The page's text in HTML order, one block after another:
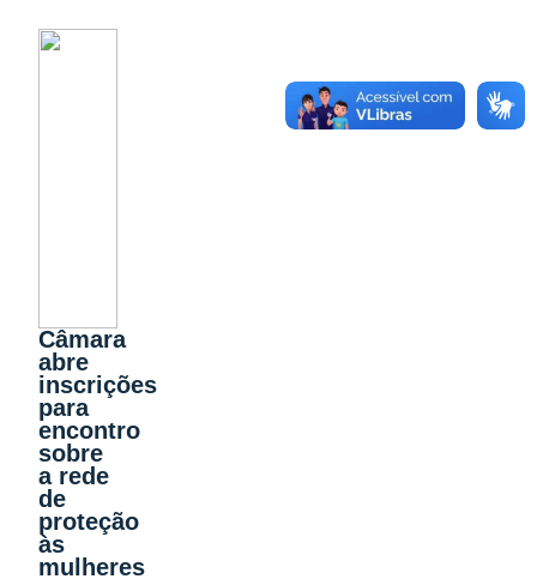
Câmara
abre
inscrições
para
encontro
sobre
a rede
de
proteção
às
mulheres